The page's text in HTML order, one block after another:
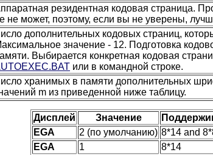
резидентная кодовая страница.
не может, поэтому, если вы не уверены,
дополнительных кодовых страниц,
значение - 12. Подготовка
Выбирается конкретная кодовая
или в командной строке.
хранимых в памяти дополнительных
m из приведенной ниже таблицу.
Дисплей Значение
EGA
2 (по умолчанию) 8*14 and
EGA
1
8*14